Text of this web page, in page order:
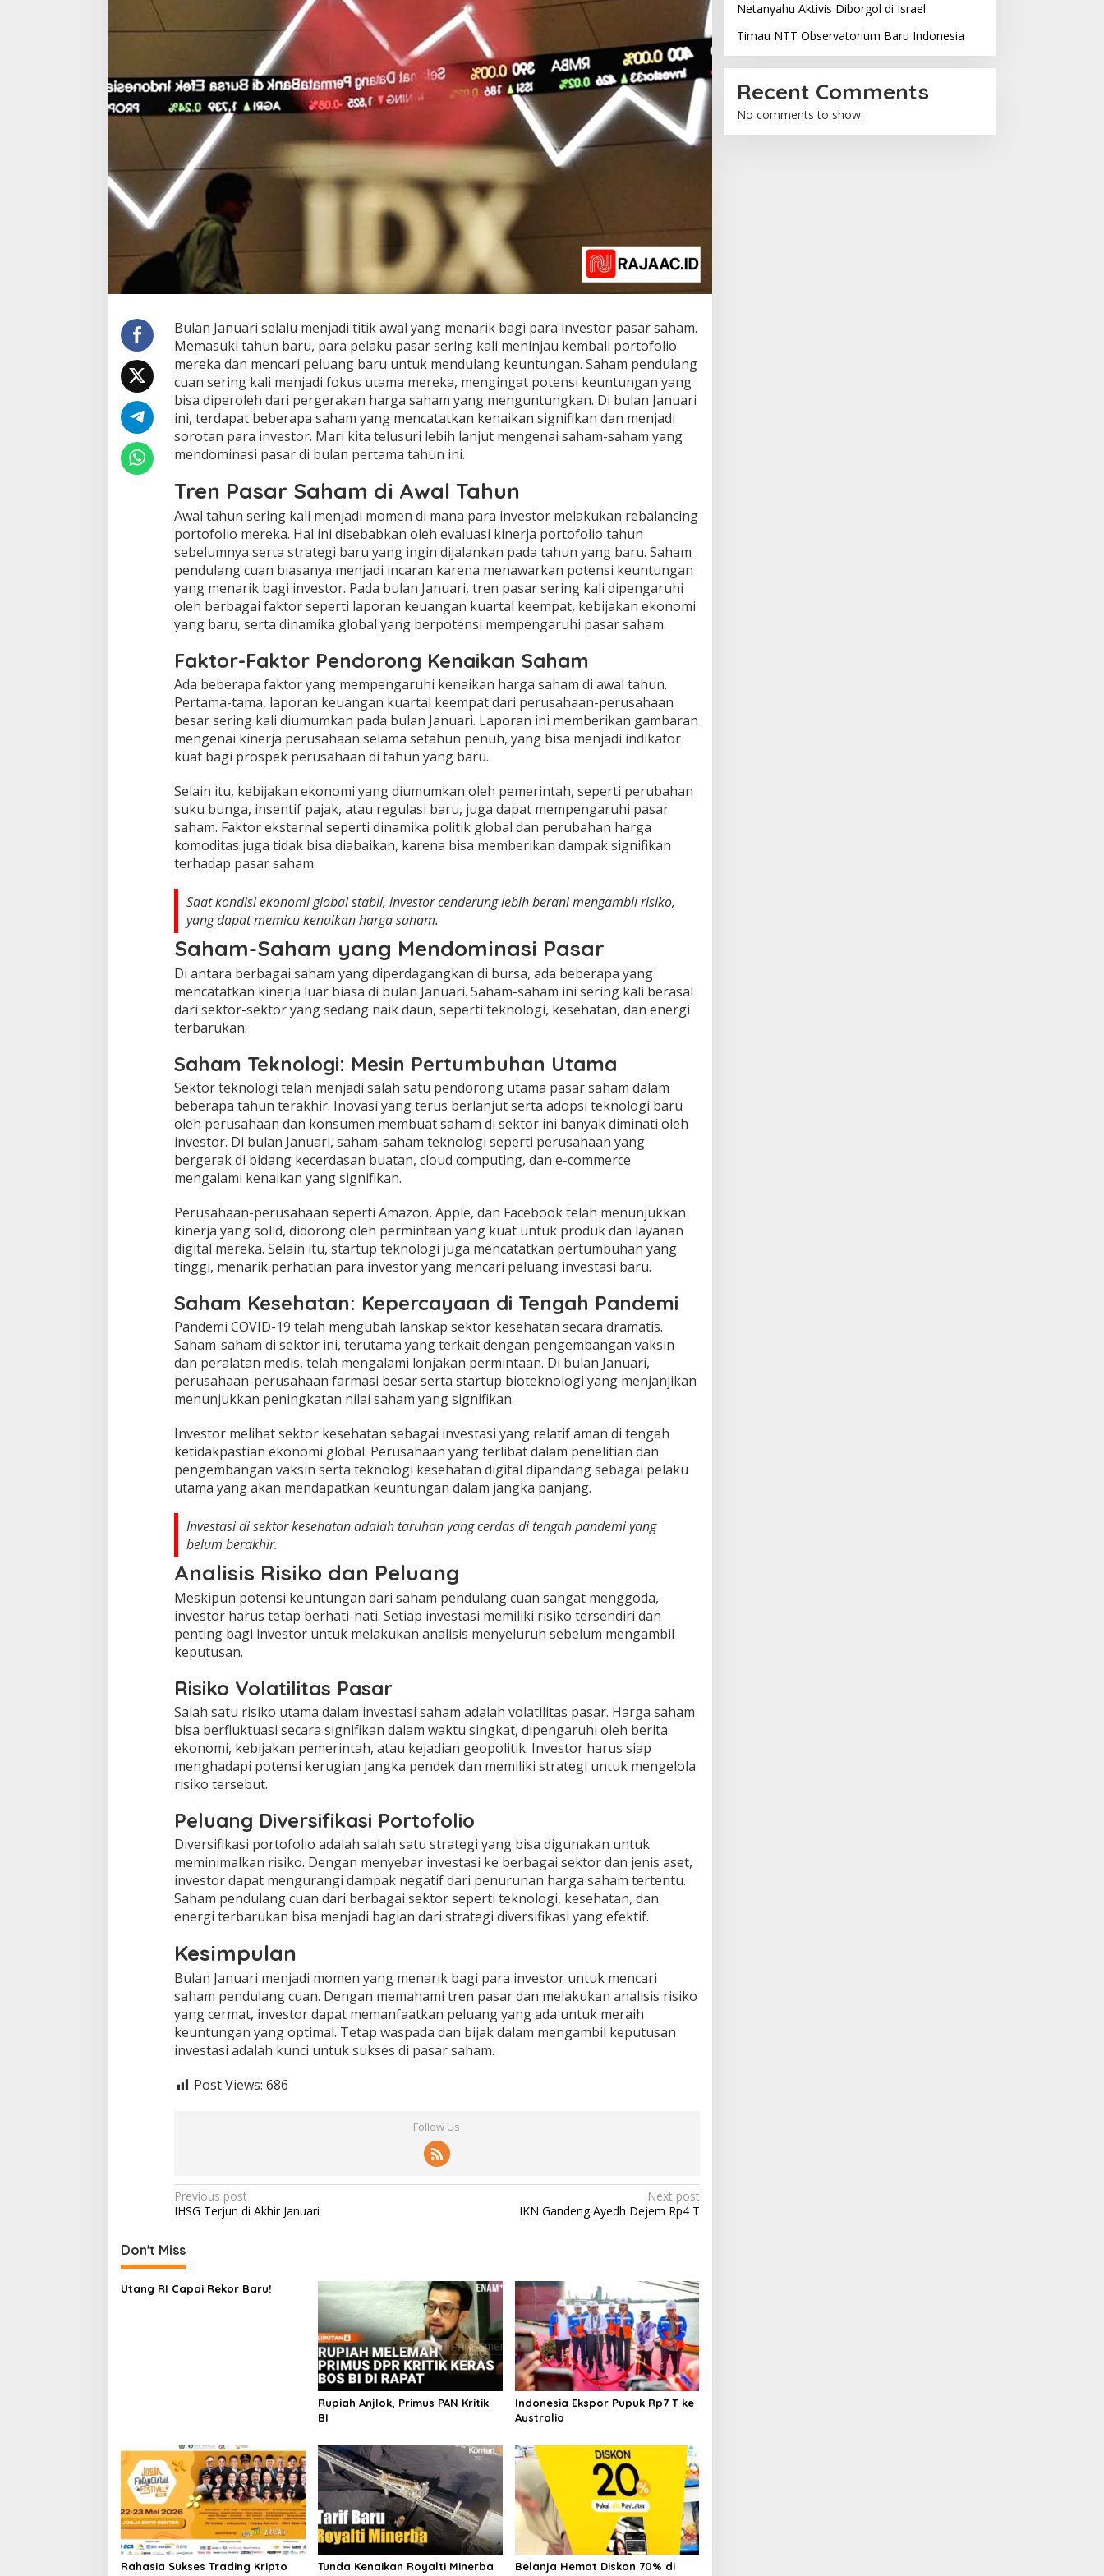
Bulan Januari selalu menjadi titik awal yang menarik bagi para investor pasar saham.
Memasuki tahun baru, para pelaku pasar sering kali meninjau kembali portofolio
mereka dan mencari peluang baru untuk mendulang keuntungan. Saham pendulang
cuan sering kali menjadi fokus utama mereka, mengingat potensi keuntungan yang
bisa diperoleh dari pergerakan harga saham yang menguntungkan. Di bulan Januari
ini, terdapat beberapa saham yang mencatatkan kenaikan signifikan dan menjadi
sorotan para investor. Mari kita telusuri lebih lanjut mengenai saham-saham yang
mendominasi pasar di bulan pertama tahun ini.
Tren Pasar Saham di Awal Tahun
Awal tahun sering kali menjadi momen di mana para investor melakukan rebalancing
portofolio mereka. Hal ini disebabkan oleh evaluasi kinerja portofolio tahun
sebelumnya serta strategi baru yang ingin dijalankan pada tahun yang baru. Saham
pendulang cuan biasanya menjadi incaran karena menawarkan potensi keuntungan
yang menarik bagi investor. Pada bulan Januari, tren pasar sering kali dipengaruhi
oleh berbagai faktor seperti laporan keuangan kuartal keempat, kebijakan ekonomi
yang baru, serta dinamika global yang berpotensi mempengaruhi pasar saham.
Faktor-Faktor Pendorong Kenaikan Saham
Ada beberapa faktor yang mempengaruhi kenaikan harga saham di awal tahun.
Pertama-tama, laporan keuangan kuartal keempat dari perusahaan-perusahaan
besar sering kali diumumkan pada bulan Januari. Laporan ini memberikan gambaran
mengenai kinerja perusahaan selama setahun penuh, yang bisa menjadi indikator
kuat bagi prospek perusahaan di tahun yang baru.
Selain itu, kebijakan ekonomi yang diumumkan oleh pemerintah, seperti perubahan
suku bunga, insentif pajak, atau regulasi baru, juga dapat mempengaruhi pasar
saham. Faktor eksternal seperti dinamika politik global dan perubahan harga
komoditas juga tidak bisa diabaikan, karena bisa memberikan dampak signifikan
terhadap pasar saham.
Saat kondisi ekonomi global stabil, investor cenderung lebih berani mengambil risiko,
yang dapat memicu kenaikan harga saham.
Saham-Saham yang Mendominasi Pasar
Di antara berbagai saham yang diperdagangkan di bursa, ada beberapa yang
mencatatkan kinerja luar biasa di bulan Januari. Saham-saham ini sering kali berasal
dari sektor-sektor yang sedang naik daun, seperti teknologi, kesehatan, dan energi
terbarukan.
Saham Teknologi: Mesin Pertumbuhan Utama
Sektor teknologi telah menjadi salah satu pendorong utama pasar saham dalam
beberapa tahun terakhir. Inovasi yang terus berlanjut serta adopsi teknologi baru
oleh perusahaan dan konsumen membuat saham di sektor ini banyak diminati oleh
investor. Di bulan Januari, saham-saham teknologi seperti perusahaan yang
bergerak di bidang kecerdasan buatan, cloud computing, dan e-commerce
mengalami kenaikan yang signifikan.
Perusahaan-perusahaan seperti Amazon, Apple, dan Facebook telah menunjukkan
kinerja yang solid, didorong oleh permintaan yang kuat untuk produk dan layanan
digital mereka. Selain itu, startup teknologi juga mencatatkan pertumbuhan yang
tinggi, menarik perhatian para investor yang mencari peluang investasi baru.
Saham Kesehatan: Kepercayaan di Tengah Pandemi
Pandemi COVID-19 telah mengubah lanskap sektor kesehatan secara dramatis.
Saham-saham di sektor ini, terutama yang terkait dengan pengembangan vaksin
dan peralatan medis, telah mengalami lonjakan permintaan. Di bulan Januari,
perusahaan-perusahaan farmasi besar serta startup bioteknologi yang menjanjikan
menunjukkan peningkatan nilai saham yang signifikan.
Investor melihat sektor kesehatan sebagai investasi yang relatif aman di tengah
ketidakpastian ekonomi global. Perusahaan yang terlibat dalam penelitian dan
pengembangan vaksin serta teknologi kesehatan digital dipandang sebagai pelaku
utama yang akan mendapatkan keuntungan dalam jangka panjang.
Investasi di sektor kesehatan adalah taruhan yang cerdas di tengah pandemi yang
belum berakhir.
Analisis Risiko dan Peluang
Meskipun potensi keuntungan dari saham pendulang cuan sangat menggoda,
investor harus tetap berhati-hati. Setiap investasi memiliki risiko tersendiri dan
penting bagi investor untuk melakukan analisis menyeluruh sebelum mengambil
keputusan.
Risiko Volatilitas Pasar
Salah satu risiko utama dalam investasi saham adalah volatilitas pasar. Harga saham
bisa berfluktuasi secara signifikan dalam waktu singkat, dipengaruhi oleh berita
ekonomi, kebijakan pemerintah, atau kejadian geopolitik. Investor harus siap
menghadapi potensi kerugian jangka pendek dan memiliki strategi untuk mengelola
risiko tersebut.
Peluang Diversifikasi Portofolio
Diversifikasi portofolio adalah salah satu strategi yang bisa digunakan untuk
meminimalkan risiko. Dengan menyebar investasi ke berbagai sektor dan jenis aset,
investor dapat mengurangi dampak negatif dari penurunan harga saham tertentu.
Saham pendulang cuan dari berbagai sektor seperti teknologi, kesehatan, dan
energi terbarukan bisa menjadi bagian dari strategi diversifikasi yang efektif.
Kesimpulan
Bulan Januari menjadi momen yang menarik bagi para investor untuk mencari
saham pendulang cuan. Dengan memahami tren pasar dan melakukan analisis risiko
yang cermat, investor dapat memanfaatkan peluang yang ada untuk meraih
keuntungan yang optimal. Tetap waspada dan bijak dalam mengambil keputusan
investasi adalah kunci untuk sukses di pasar saham.
Post Views: 686
Follow Us
Post
navigation
Previous post
IHSG Terjun di Akhir Januari
Next post
IKN Gandeng Ayedh Dejem Rp4 T
Don't Miss
Utang RI Capai Rekor Baru!
Rupiah Anjlok, Primus PAN Kritik
BI
Indonesia Ekspor Pupuk Rp7 T ke
Australia
Rahasia Sukses Trading Kripto
Tunda Kenaikan Royalti Minerba
Belanja Hemat Diskon 70% di
Netanyahu Aktivis Diborgol di Israel
Timau NTT Observatorium Baru Indonesia
Recent Comments
No comments to show.